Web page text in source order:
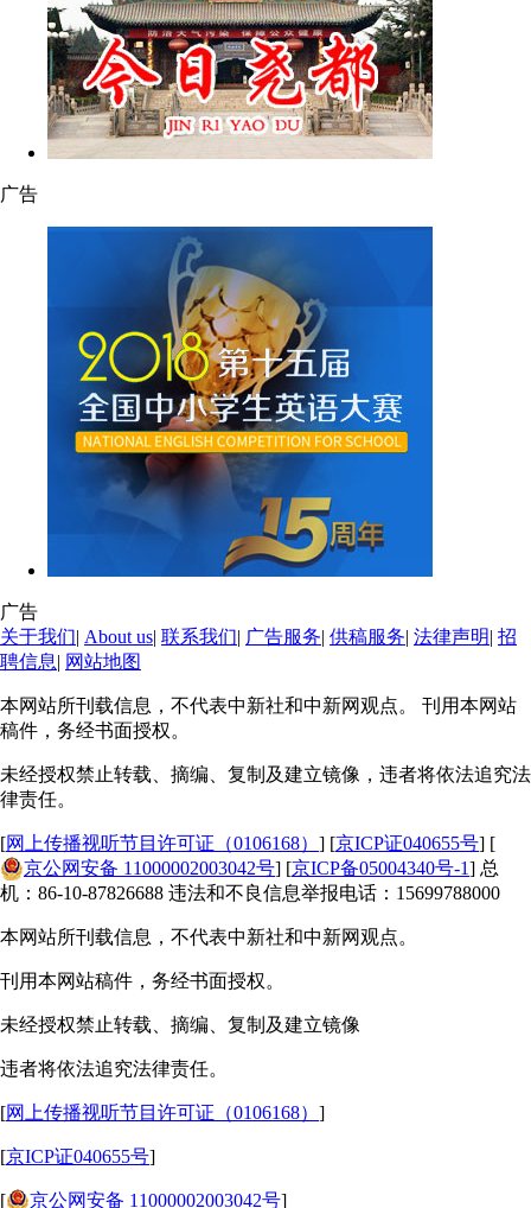
广告
广告
关于我们| About us| 联系我们| 广告服务| 供稿服务| 法律声明| 招
聘信息| 网站地图
本网站所刊载信息，不代表中新社和中新网观点。 刊用本网站
稿件，务经书面授权。
未经授权禁止转载、摘编、复制及建立镜像，违者将依法追究法
律责任。
[网上传播视听节目许可证（0106168） ] [京ICP证040655号] [
京公网安备 11000002003042号] [京ICP备05004340号-1] 总
机：86-10-87826688 违法和不良信息举报电话：15699788000
本网站所刊载信息，不代表中新社和中新网观点。
刊用本网站稿件，务经书面授权。
未经授权禁止转载、摘编、复制及建立镜像
违者将依法追究法律责任。
[网上传播视听节目许可证（0106168） ]
[京ICP证040655号]
[ 京公网安备 11000002003042号]